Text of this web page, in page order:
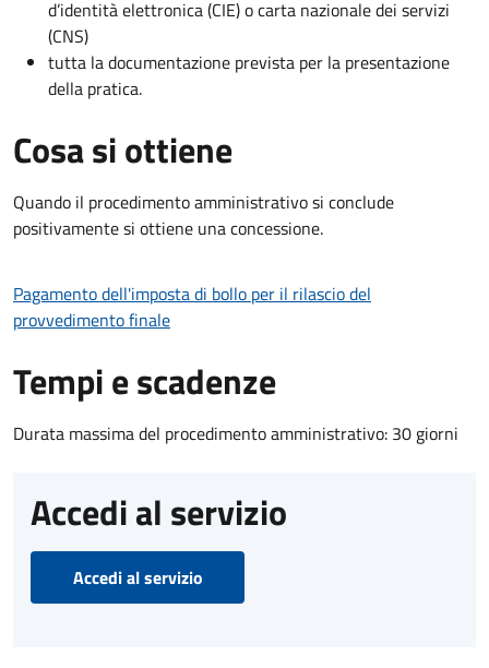
d’identità elettronica (CIE) o carta nazionale dei servizi
(CNS)
tutta la documentazione prevista per la presentazione
della pratica.
Cosa si ottiene
Quando il procedimento amministrativo si conclude
positivamente si ottiene una concessione.
Pagamento dell'imposta di bollo per il rilascio del
provvedimento finale
Tempi e scadenze
Durata massima del procedimento amministrativo: 30 giorni
Accedi al servizio
Accedi al servizio